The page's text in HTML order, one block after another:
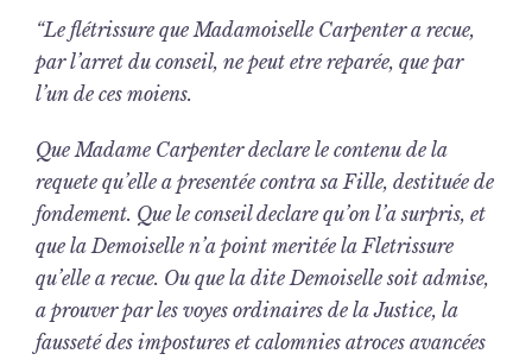
“Le flétrissure que Madamoiselle Carpenter a recue,
par l’arret du conseil, ne peut etre reparée, que par
l’un de ces moiens.
Que Madame Carpenter declare le contenu de la
requete qu’elle a presentée contra sa Fille, destituée de
fondement. Que le conseil declare qu’on l’a surpris, et
que la Demoiselle n’a point meritée la Fletrissure
qu’elle a recue. Ou que la dite Demoiselle soit admise,
a prouver par les voyes ordinaires de la Justice, la
fausseté des impostures et calomnies atroces avancées